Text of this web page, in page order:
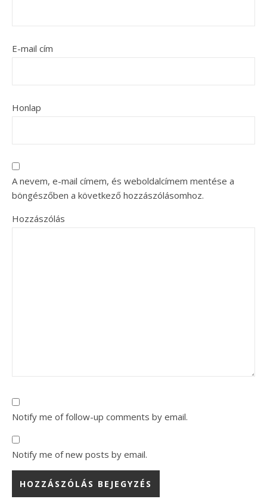
E-mail cím
Honlap
A nevem, e-mail címem, és weboldalcímem mentése a
böngészőben a következő hozzászólásomhoz.
Hozzászólás
Notify me of follow-up comments by email.
Notify me of new posts by email.